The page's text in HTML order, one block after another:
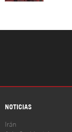
NOTICIAS
Irán